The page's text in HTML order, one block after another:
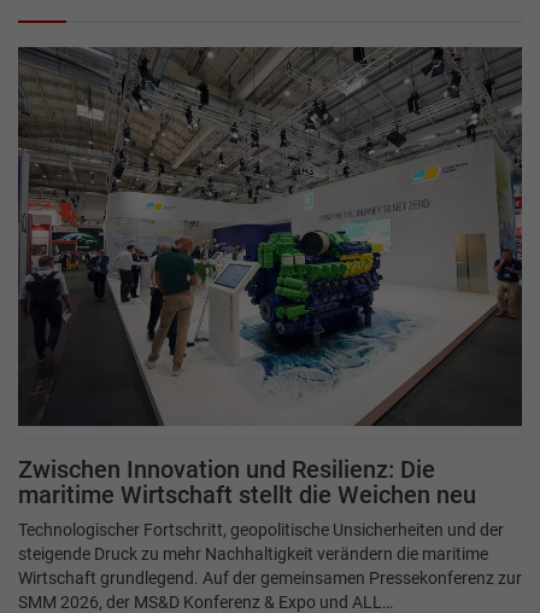
Zwischen Innovation und Resilienz: Die
maritime Wirtschaft stellt die Weichen neu
Technologischer Fortschritt, geopolitische Unsicherheiten und der
steigende Druck zu mehr Nachhaltigkeit verändern die maritime
Wirtschaft grundlegend. Auf der gemeinsamen Pressekonferenz zur
SMM 2026, der MS&D Konferenz & Expo und ALL…